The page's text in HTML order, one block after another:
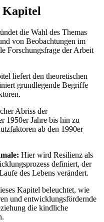
Kapitel
die Wahl des Themas
von Beobachtungen im
Forschungsfrage der Arbeit
liefert den theoretischen
grundlegende Begriffe
Abriss der
1950er Jahre bis hin zu
ab den 1990er
Hier wird Resilienz als
definiert, der
des Lebens verändert.
Kapitel beleuchtet, wie
und entwicklungsfördernde
die kindliche